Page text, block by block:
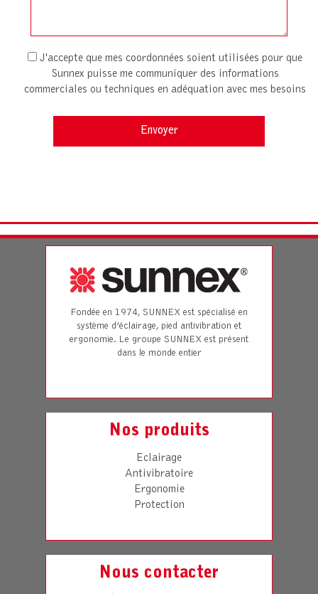
J'accepte que mes coordonnées soient utilisées pour que
Sunnex puisse me communiquer des informations
commerciales ou techniques en adéquation avec mes besoins
Fondée en 1974, SUNNEX est spécialisé en
système d’éclairage, pied antivibration et
ergonomie. Le groupe SUNNEX est présent
dans le monde entier
Nos produits
Eclairage
Antivibratoire
Ergonomie
Protection
Nous contacter